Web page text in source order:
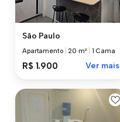
São Paulo
Apartamento |20 m² 1 Cama
R$ 1.900 Ver mais